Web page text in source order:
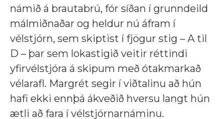
námið á brautabrú, fór síðan í grunndeild
málmiðnaðar og heldur nú áfram í
vélstjórn, sem skiptist í fjögur stig – A til
D – þar sem lokastigið veitir réttindi
yfirvélstjóra á skipum með ótakmarkað
vélarafl. Margrét segir í viðtalinu að hún
hafi ekki ennþá ákveðið hversu langt hún
ætli að fara í vélstjórnarnáminu.